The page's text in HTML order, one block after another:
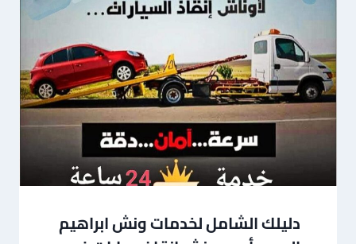
دليلك الشامل لخدمات ونش ابراهيم